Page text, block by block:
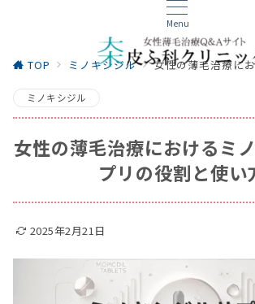
Menu
TOP ミノキシジル 女性の薄毛治療におけるミノキ
ミノキシジル
女性の薄毛治療におけるミ
プリの役割と使い
2025年2月21日